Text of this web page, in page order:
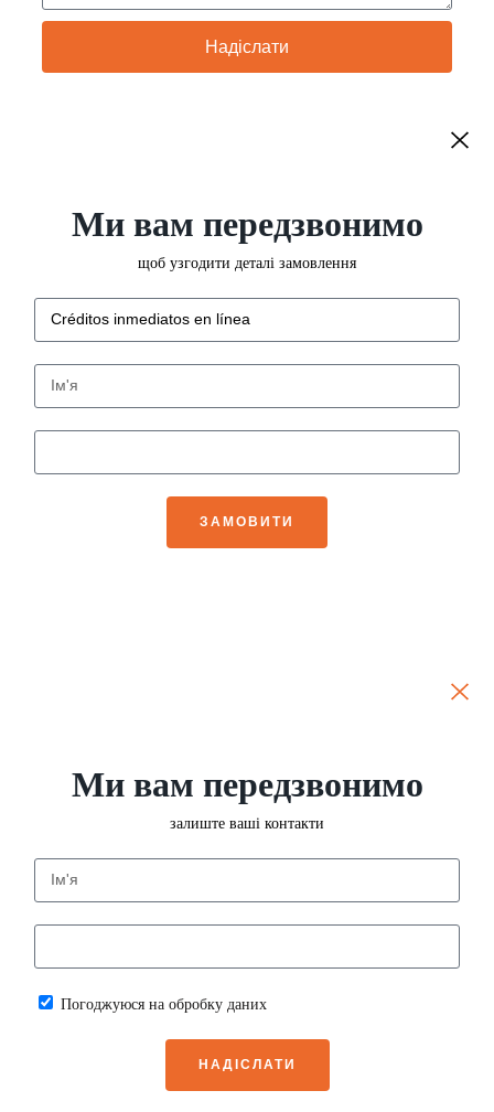
Надіслати
Ми вам передзвонимо
щоб узгодити деталі замовлення
ЗАМОВИТИ
Ми вам передзвонимо
залиште ваші контакти
Погоджуюся на обробку даних
НАДІСЛАТИ